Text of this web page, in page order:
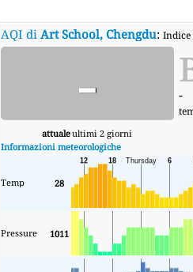
AQI di Art School, Chengdu: Indice
- -
attualeultimi 2 giorni
Informazioni meteorologiche
Temp 28
Pressure 1011